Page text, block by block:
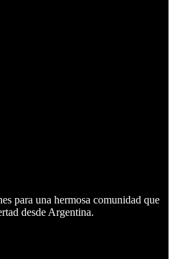
para una hermosa comunidad que
desde Argentina.